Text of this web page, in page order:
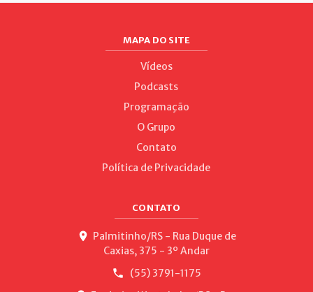
MAPA DO SITE
Vídeos
Podcasts
Programação
O Grupo
Contato
Política de Privacidade
CONTATO
Palmitinho/RS - Rua Duque de
Caxias, 375 - 3º Andar
(55) 3791-1175